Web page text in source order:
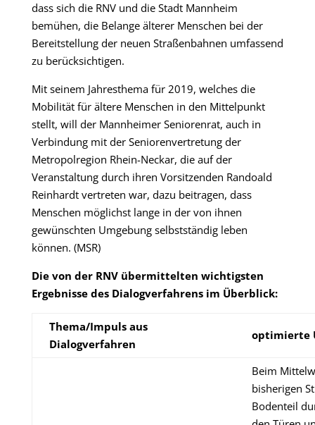
dass sich die RNV und die Stadt Mannheim
bemühen, die Belange älterer Menschen bei der
Bereitstellung der neuen Straßenbahnen umfassend
zu berücksichtigen.
Mit seinem Jahresthema für 2019, welches die
Mobilität für ältere Menschen in den Mittelpunkt
stellt, will der Mannheimer Seniorenrat, auch in
Verbindung mit der Seniorenvertretung der
Metropolregion Rhein-Neckar, die auf der
Veranstaltung durch ihren Vorsitzenden Randoald
Reinhardt vertreten war, dazu beitragen, dass
Menschen möglichst lange in der von ihnen
gewünschten Umgebung selbstständig leben
können. (MSR)
Die von der RNV übermittelten wichtigsten
Ergebnisse des Dialogverfahrens im Überblick:
Thema/Impuls aus
Dialogverfahren
optimierte
Beim
bisherigen
Bodenteil